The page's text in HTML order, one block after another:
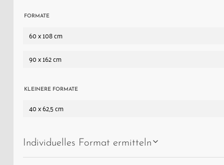
FORMATE
60 x 108 cm
90 x 162 cm
KLEINERE FORMATE
40 x 62,5 cm
Individuelles Format ermitteln